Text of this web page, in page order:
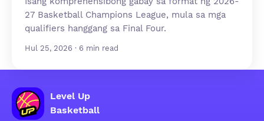
27 Basketball Champions League, mula sa mga
qualifiers hanggang sa Final Four.
Hul 25, 2026 · 6 min read
Level Up
Basketball